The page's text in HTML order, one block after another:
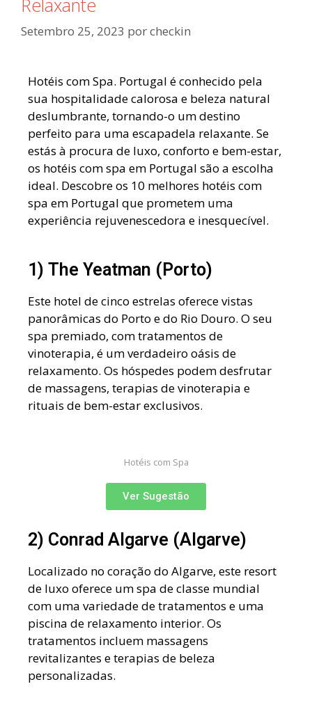
Setembro 25, 2023 porcheckin
Hotéis com Spa. Portugal é conhecido pela
sua hospitalidade calorosa e beleza natural
deslumbrante, tornando-o um destino
perfeito para uma escapadela relaxante. Se
estás à procura de luxo, conforto e bem-estar,
os hotéis com spa em Portugal são a escolha
ideal. Descobre os 10 melhores hotéis com
spa em Portugal que prometem uma
experiência rejuvenescedora e inesquecível.
1) The Yeatman (Porto)
Este hotel de cinco estrelas oferece vistas
panorâmicas do Porto e do Rio Douro. O seu
spa premiado, com tratamentos de
vinoterapia, é um verdadeiro oásis de
relaxamento. Os hóspedes podem desfrutar
de massagens, terapias de vinoterapia e
rituais de bem-estar exclusivos.
Hotéis com Spa
Ver Sugestão
2) Conrad Algarve (Algarve)
Localizado no coração do Algarve, este resort
de luxo oferece um spa de classe mundial
com uma variedade de tratamentos e uma
piscina de relaxamento interior. Os
tratamentos incluem massagens
revitalizantes e terapias de beleza
personalizadas.